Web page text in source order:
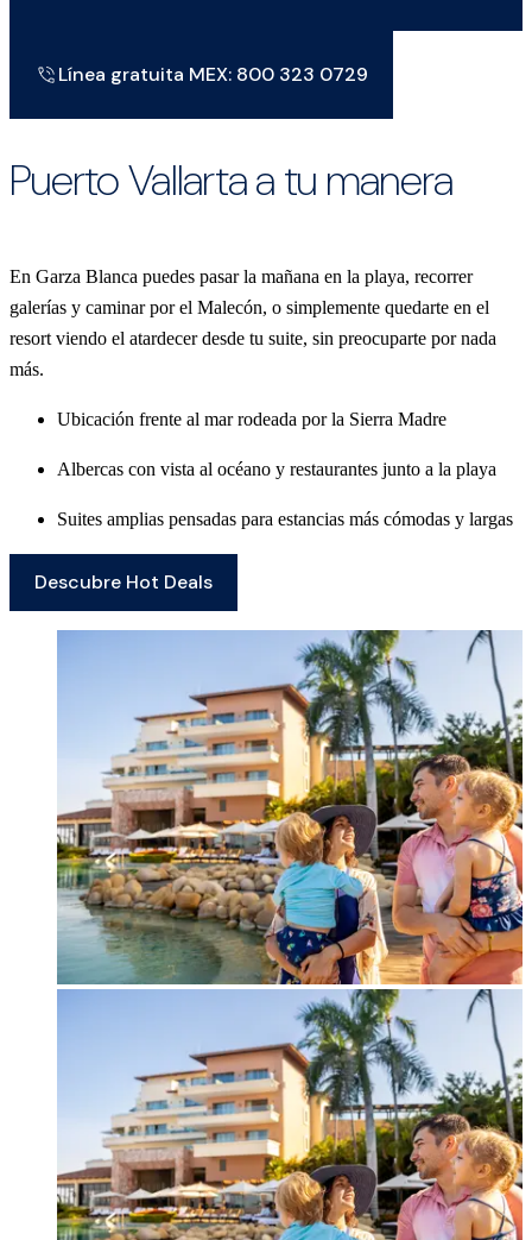
Línea gratuita MEX: 800 323 0729
Puerto Vallarta a tu manera
En Garza Blanca puedes pasar la mañana en la playa, recorrer
galerías y caminar por el Malecón, o simplemente quedarte en el
resort viendo el atardecer desde tu suite, sin preocuparte por nada
más.
Ubicación frente al mar rodeada por la Sierra Madre
Albercas con vista al océano y restaurantes junto a la playa
Suites amplias pensadas para estancias más cómodas y largas
Descubre Hot Deals